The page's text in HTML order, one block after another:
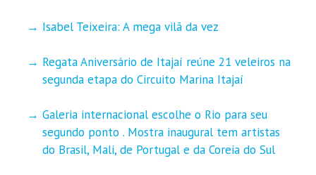
Isabel Teixeira: A mega vilã da vez
Regata Aniversário de Itajaí reúne 21 veleiros na
segunda etapa do Circuito Marina Itajaí
Galeria internacional escolhe o Rio para seu
segundo ponto . Mostra inaugural tem artistas
do Brasil, Mali, de Portugal e da Coreia do Sul